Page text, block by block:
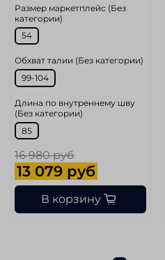
Размер маркетплейс (Без
категории)
54
Обхват талии (Без категории)
99-104
Длина по внутреннему шву
(Без категории)
85
16 980 руб
13 079 руб
В корзину